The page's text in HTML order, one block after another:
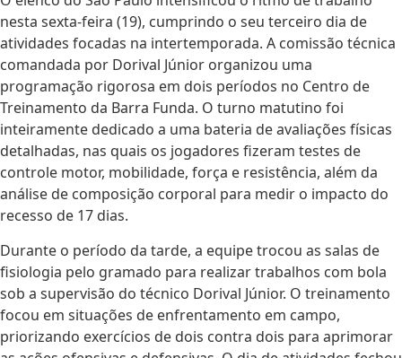
nesta sexta-feira (19), cumprindo o seu terceiro dia de
atividades focadas na intertemporada. A comissão técnica
comandada por Dorival Júnior organizou uma
programação rigorosa em dois períodos no Centro de
Treinamento da Barra Funda. O turno matutino foi
inteiramente dedicado a uma bateria de avaliações físicas
detalhadas, nas quais os jogadores fizeram testes de
controle motor, mobilidade, força e resistência, além da
análise de composição corporal para medir o impacto do
recesso de 17 dias.
Durante o período da tarde, a equipe trocou as salas de
fisiologia pelo gramado para realizar trabalhos com bola
sob a supervisão do técnico Dorival Júnior. O treinamento
focou em situações de enfrentamento em campo,
priorizando exercícios de dois contra dois para aprimorar